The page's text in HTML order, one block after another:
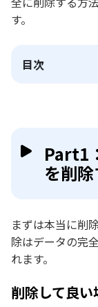
す。
目次
Part1
を削
まずは本当に削
除はデータの完
れます。
削除して良い